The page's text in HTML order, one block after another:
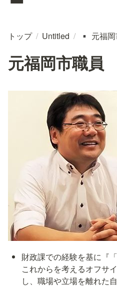
トップ / Untitled / ▪️ 元福
元福岡市職
財政課での経験を基に『
これからを考えるオフサ
し、職場や立場を離れた